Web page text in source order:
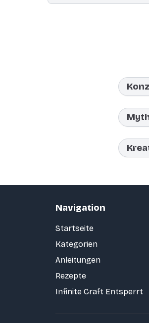
Navigation
Startseite
Kategorien
Anleitungen
Rezepte
Infinite Craft Entsperrt